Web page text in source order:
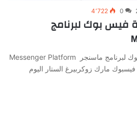
0 4٬722
فيس بوك لبرنامج
أحدث تطورات شركة فيس بوك لبرنامج ماسنجر Messenger Platform
فيسبوك مارك زوكربيرغ الستار اليوم